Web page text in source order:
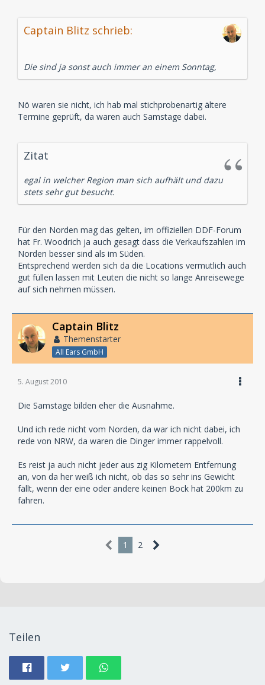
Captain Blitz schrieb:
Die sind ja sonst auch immer an einem Sonntag,
Nö waren sie nicht, ich hab mal stichprobenartig ältere
Termine geprüft, da waren auch Samstage dabei.
Zitat
egal in welcher Region man sich aufhält und dazu
stets sehr gut besucht.
Für den Norden mag das gelten, im offiziellen DDF-Forum
hat Fr. Woodrich ja auch gesagt dass die Verkaufszahlen im
Norden besser sind als im Süden.
Entsprechend werden sich da die Locations vermutlich auch
gut füllen lassen mit Leuten die nicht so lange Anreisewege
auf sich nehmen müssen.
Captain Blitz
Themenstarter
All Ears GmbH
5. August 2010
Die Samstage bilden eher die Ausnahme.
Und ich rede nicht vom Norden, da war ich nicht dabei, ich
rede von NRW, da waren die Dinger immer rappelvoll.
Es reist ja auch nicht jeder aus zig Kilometern Entfernung
an, von da her weiß ich nicht, ob das so sehr ins Gewicht
fällt, wenn der eine oder andere keinen Bock hat 200km zu
fahren.
1 2
Teilen